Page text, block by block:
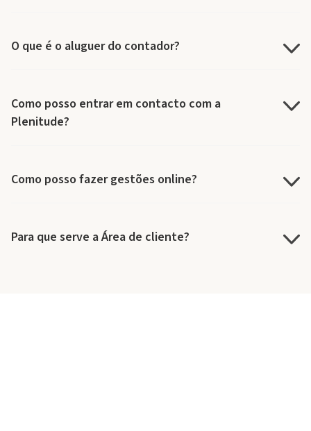
O que é o aluguer do contador?
Como posso entrar em contacto com a
Plenitude?
Como posso fazer gestões online?
Para que serve a Área de cliente?